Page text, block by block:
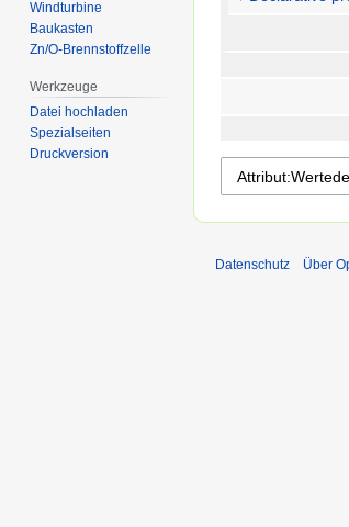
Windturbine
Baukasten
Zn/O-Brennstoffzelle
Werkzeuge
Datei hochladen
Spezialseiten
Druckversion
Datenschutz Über